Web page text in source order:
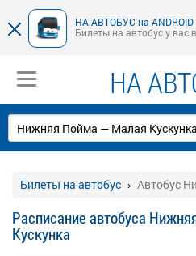
НА-АВТОБУС на ANDROID
Билеты на автобус у вас
НА
Билеты на автобус Автобус
Расписание автобуса
Кускунка